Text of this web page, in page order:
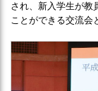
され、新入学生が教
ことができる交流会